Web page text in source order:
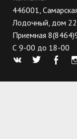
446001,
Лодочный, дом 22
Приемная
С 9-00 до 18-00